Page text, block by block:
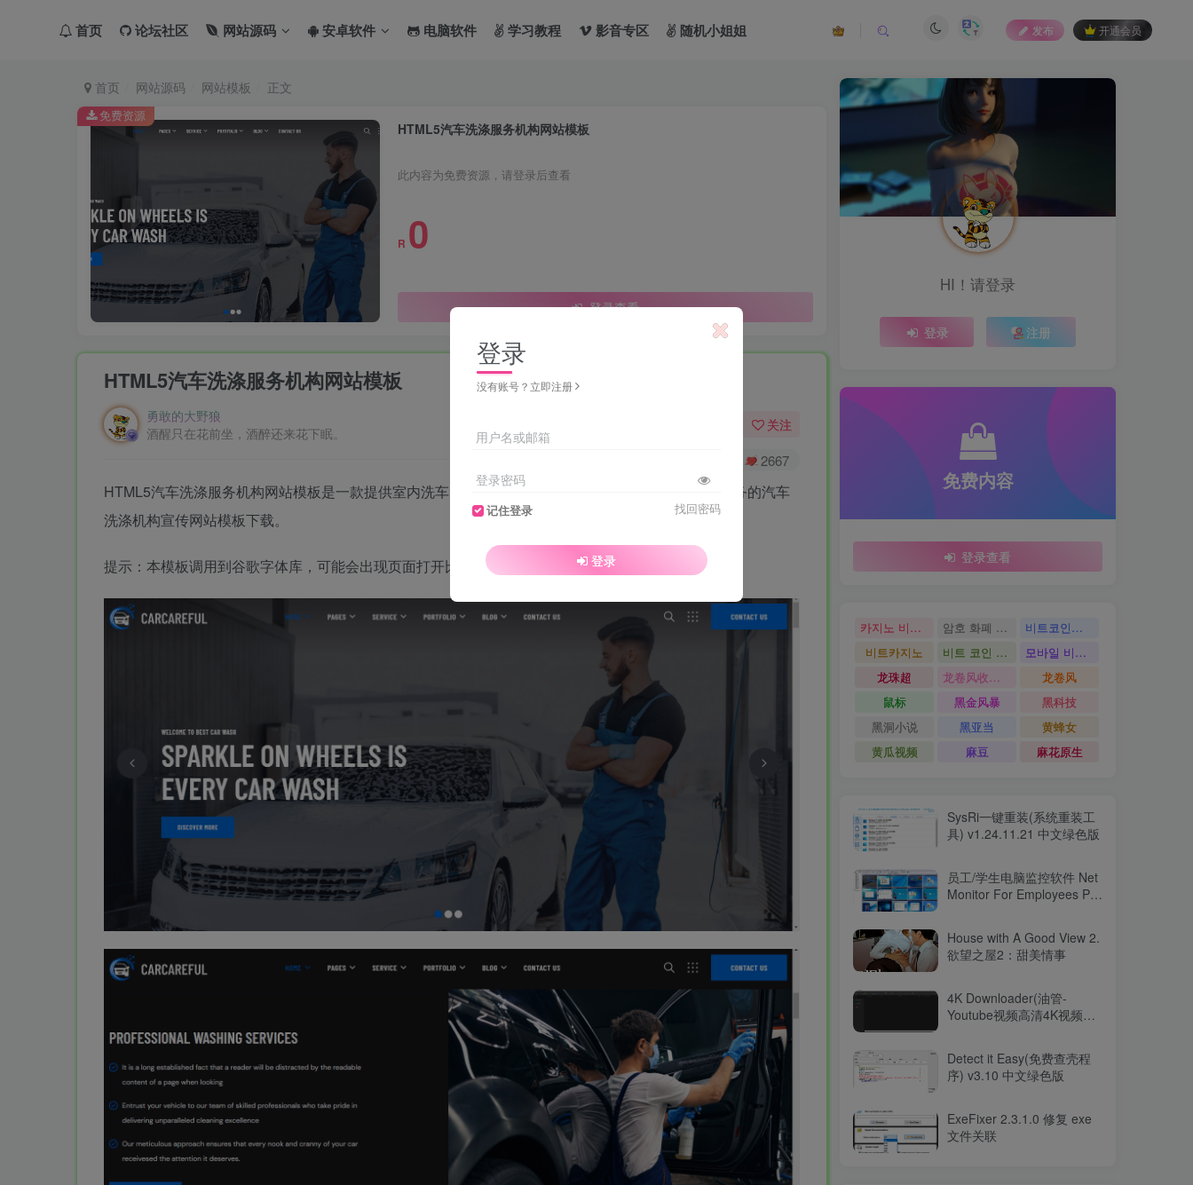
首页 论坛社区 网站源码 安卓软件 电脑软件 学习教程 影音专区 随机小姐姐 发布 开通会员
首页 网站源码 网站模板 正文
HTML5汽车洗涤服务机构网站模板
此内容为免费资源，请登录后查看
R 0
登录查看
免费资源
HTML5汽车洗涤服务机构网站模板
勇敢的大野狼
酒醒只在花前坐，酒醉还来花下眠。
关注
2667
HTML5汽车洗涤服务机构网站模板是一款提供室内洗车、室内服务洗涤、完全洗车和全套服务洗涤服务的汽车
洗涤机构宣传网站模板下载。
提示：本模板调用到谷歌字体库，可能会出现页面打开比较缓慢。
HI！请登录
登录 注册
免费内容
登录查看
카지노 비트코인 암호 화폐 카지노
비트코인카지노
비트카지노
비트 코인 온라인 카지노
모바일 비트 코인 카지노
龙珠超
龙卷风收音机
龙卷风
鼠标
黑金风暴
黑科技
黑洞小说
黑亚当
黄蜂女
黄瓜视频
麻豆 麻花原生
SysRi一键重装(系统重装工
具) v1.24.11.21 中文绿色版
员工/学生电脑监控软件 Net
Monitor For Employees Pro
House with A Good View 2.
欲望之屋2：甜美情事
4K Downloader(油管-
Youtube视频高清4K视频下
Detect it Easy(免费查壳程
序) v3.10 中文绿色版
ExeFixer 2.3.1.0 修复 exe
文件关联
登录
没有账号？立即注册
用户名或邮箱
登录密码
记住登录 找回密码
登录